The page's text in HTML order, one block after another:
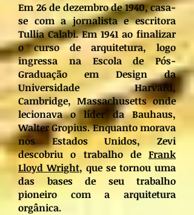
Em 26 de dezembro de 1940, casa-
se com a jornalista e escritora
Tullia Calabi. Em 1941 ao finalizar
o curso de arquitetura, logo
ingressa na Escola de Pós-
Graduação em Design da
Universidade Harvard,
Cambridge, Massachusetts onde
lecionava o líder da Bauhaus,
Walter Gropius. Enquanto morava
nos Estados Unidos, Zevi
descobriu o trabalho de Frank
Lloyd Wright, que se tornou uma
das bases de seu trabalho
pioneiro com a arquitetura
orgânica.